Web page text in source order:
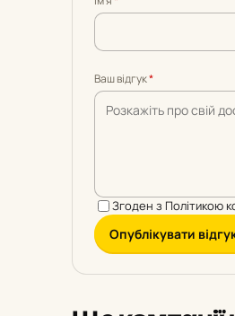
5
5
Ваш відгук*
Згоден з Політикою
Опублікувати